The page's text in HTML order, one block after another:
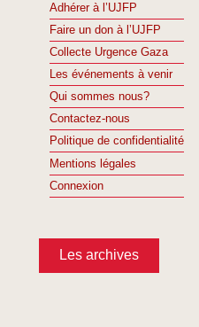
Adhérer à l’UJFP
Faire un don à l’UJFP
Collecte Urgence Gaza
Les événements à venir
Qui sommes nous?
Contactez-nous
Politique de confidentialité
Mentions légales
Connexion
Les archives